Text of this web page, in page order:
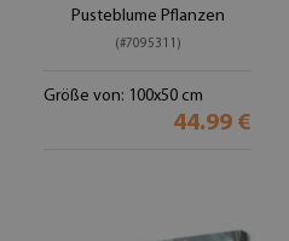
Pusteblume Pflanzen
(#7095311)
Größe von: 100x50 cm
44.99 €